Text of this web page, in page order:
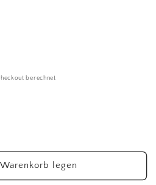
berechnet
legen